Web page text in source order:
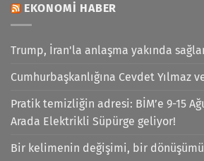
EKONOMI HABER
Trump, İran'la anlaşma yakında
Cumhurbaşkanlığına Cevdet Yılmaz
Pratik temizliğin adresi: BİM’e 9-15
Arada Elektrikli Süpürge geliyor!
Bir kelimenin değişimi, bir